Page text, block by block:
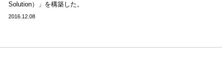
Solution）」を構築した。
2016.12.08